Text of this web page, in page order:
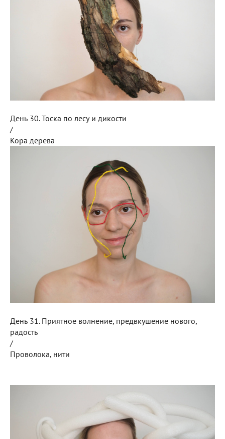
День 30. Тоска по лесу и дикости
/
Кора дерева
День 31. Приятное волнение, предвкушение нового,
радость
/
Проволока, нити